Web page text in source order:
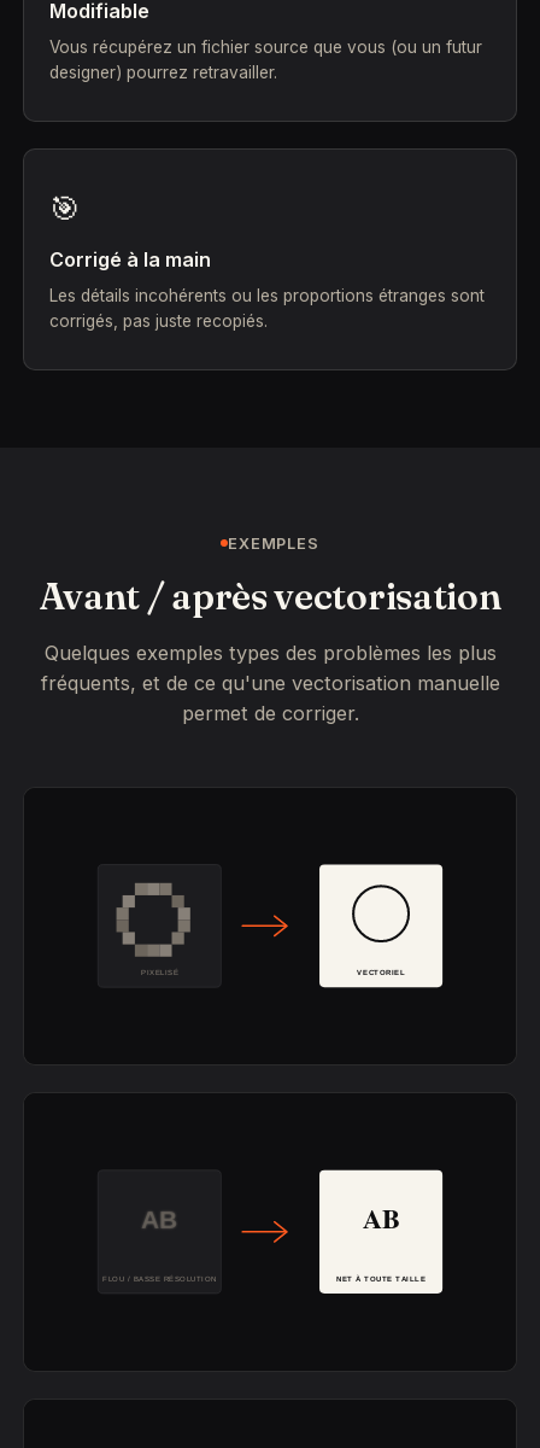
Modifiable
Vous récupérez un fichier source que vous (ou un futur
designer) pourrez retravailler.
🎯
Corrigé à la main
Les détails incohérents ou les proportions étranges sont
corrigés, pas juste recopiés.
EXEMPLES
Avant / après vectorisation
Quelques exemples types des problèmes les plus
fréquents, et de ce qu'une vectorisation manuelle
permet de corriger.